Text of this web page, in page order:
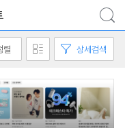
렬 상세검색